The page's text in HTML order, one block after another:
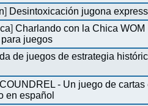
] Desintoxicación jugona express
]Charlando con la Chica WOM
juegos
de juegos de estrategia
- Un juego de
en español